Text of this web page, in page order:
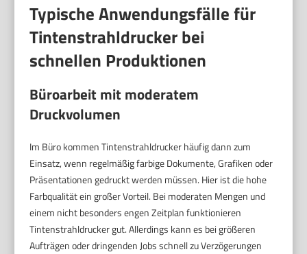
Typische Anwendungsfälle für
Tintenstrahldrucker bei
schnellen Produktionen
Büroarbeit mit moderatem
Druckvolumen
Im Büro kommen Tintenstrahldrucker häufig dann zum
Einsatz, wenn regelmäßig farbige Dokumente, Grafiken oder
Präsentationen gedruckt werden müssen. Hier ist die hohe
Farbqualität ein großer Vorteil. Bei moderaten Mengen und
einem nicht besonders engen Zeitplan funktionieren
Tintenstrahldrucker gut. Allerdings kann es bei größeren
Aufträgen oder dringenden Jobs schnell zu Verzögerungen